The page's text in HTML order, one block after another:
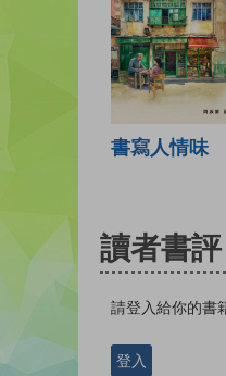
書寫人情味
讀者書評
請登入給你的書
登入